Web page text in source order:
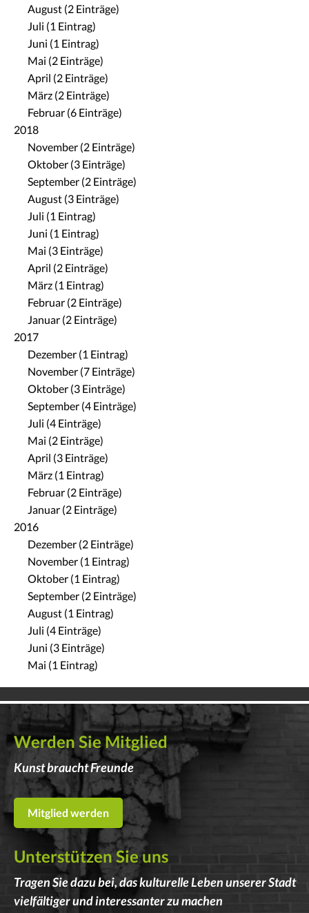
August (2 Einträge)
Juli (1 Eintrag)
Juni (1 Eintrag)
Mai (2 Einträge)
April (2 Einträge)
März (2 Einträge)
Februar (6 Einträge)
2018
November (2 Einträge)
Oktober (3 Einträge)
September (2 Einträge)
August (3 Einträge)
Juli (1 Eintrag)
Juni (1 Eintrag)
Mai (3 Einträge)
April (2 Einträge)
März (1 Eintrag)
Februar (2 Einträge)
Januar (2 Einträge)
2017
Dezember (1 Eintrag)
November (7 Einträge)
Oktober (3 Einträge)
September (4 Einträge)
Juli (4 Einträge)
Mai (2 Einträge)
April (3 Einträge)
März (1 Eintrag)
Februar (2 Einträge)
Januar (2 Einträge)
2016
Dezember (2 Einträge)
November (1 Eintrag)
Oktober (1 Eintrag)
September (2 Einträge)
August (1 Eintrag)
Juli (4 Einträge)
Juni (3 Einträge)
Mai (1 Eintrag)
Werden Sie Mitglied
Kunst braucht Freunde
Mitglied werden
Unterstützen Sie uns
Tragen Sie dazu bei, das kulturelle Leben unserer Stadt
vielfältiger und interessanter zu machen